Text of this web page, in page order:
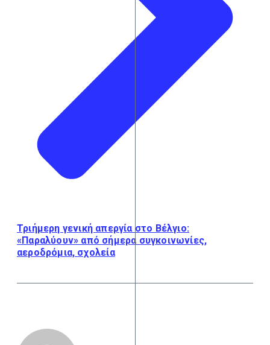
Τριήμερη γενική απεργία στο Βέλγιο:
«Παραλύουν» από σήμερα συγκοινωνίες,
αεροδρόμια, σχολεία